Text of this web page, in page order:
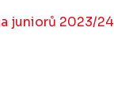
juniorů 2023/24